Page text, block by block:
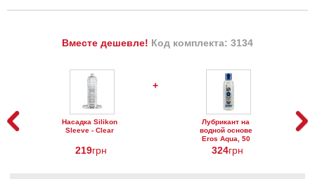
Вместе дешевле! Код комплекта: 3134
Насадка Silikon
Sleeve - Clear
219грн
+
Лубрикант на
водной основе
Eros Aqua, 50
мл
324грн